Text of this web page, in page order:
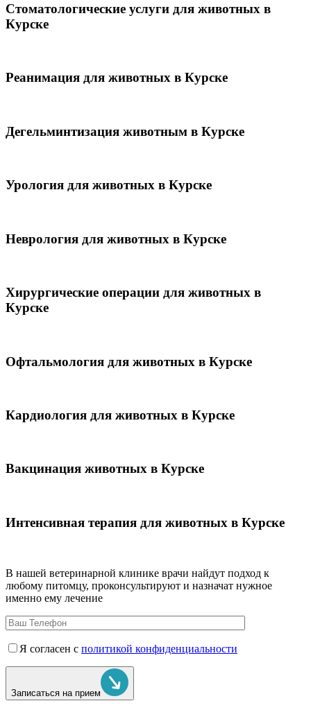
Стоматологические услуги для животных в
Курске
Реанимация для животных в Курске
Дегельминтизация животным в Курске
Урология для животных в Курске
Неврология для животных в Курске
Хирургические операции для животных в
Курске
Офтальмология для животных в Курске
Кардиология для животных в Курске
Вакцинация животных в Курске
Интенсивная терапия для животных в Курске
В нашей ветеринарной клинике врачи найдут подход к
любому питомцу, проконсультируют и назначат нужное
именно ему лечение
Я согласен с политикой конфиденциальности
Записаться на прием